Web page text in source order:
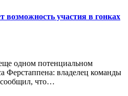
возможность участия в гонках
Ферстаппена: владелец команды
что…